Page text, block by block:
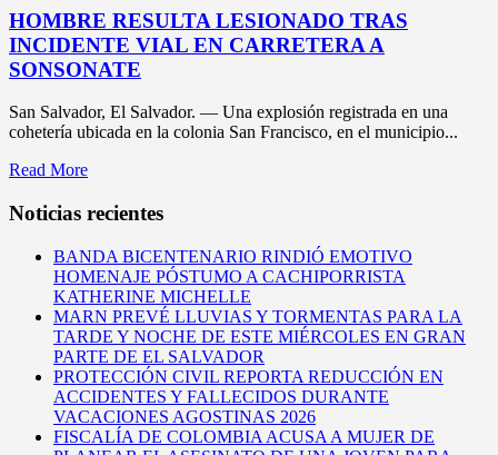
HOMBRE RESULTA LESIONADO TRAS
INCIDENTE VIAL EN CARRETERA A
SONSONATE
San Salvador, El Salvador. — Una explosión registrada en una
cohetería ubicada en la colonia San Francisco, en el municipio...
Read More
Noticias recientes
BANDA BICENTENARIO RINDIÓ EMOTIVO
HOMENAJE PÓSTUMO A CACHIPORRISTA
KATHERINE MICHELLE
MARN PREVÉ LLUVIAS Y TORMENTAS PARA LA
TARDE Y NOCHE DE ESTE MIÉRCOLES EN GRAN
PARTE DE EL SALVADOR
PROTECCIÓN CIVIL REPORTA REDUCCIÓN EN
ACCIDENTES Y FALLECIDOS DURANTE
VACACIONES AGOSTINAS 2026
FISCALÍA DE COLOMBIA ACUSA A MUJER DE